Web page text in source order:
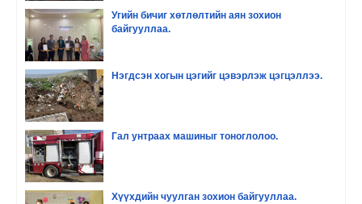
Угийн бичиг хөтлөлтийн аян зохион
байгууллаа.
Нэгдсэн хогын цэгийг цэвэрлэж цэгцэллээ.
Гал унтраах машиныг тоноглолоо.
Хүүхдийн чуулган зохион байгууллаа.